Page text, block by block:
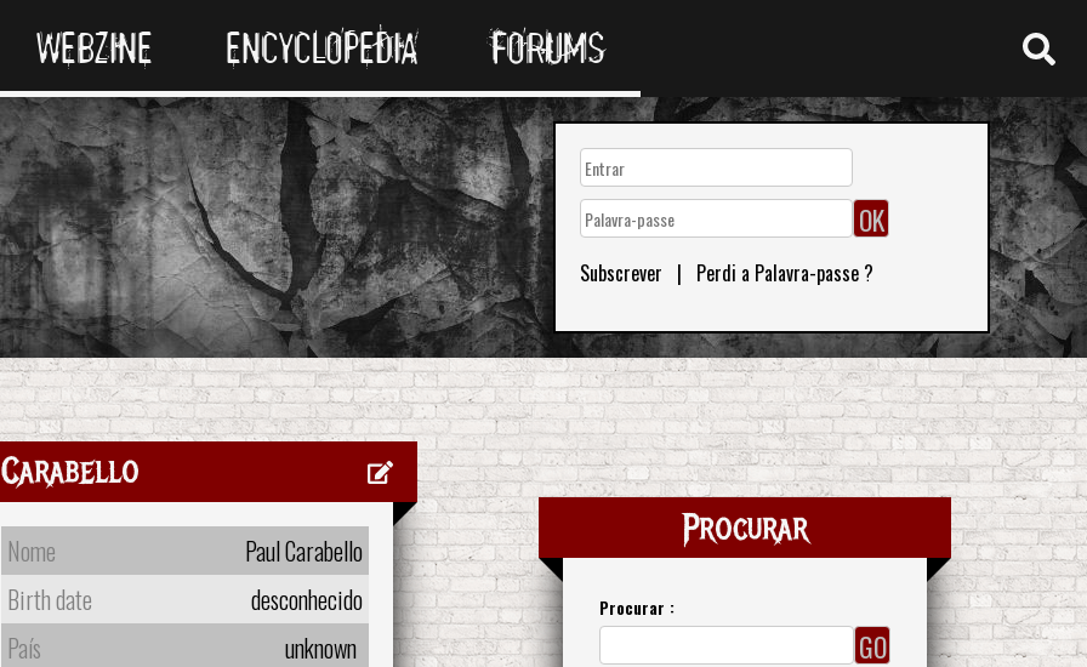
WEBZINE ENCYCLOPEDIA FORUMS
Subscrever | Perdi a Palavra-passe ?
Nome
Paul Carabello
Birth date
desconhecido
País
unknown
Procurar
Procurar :